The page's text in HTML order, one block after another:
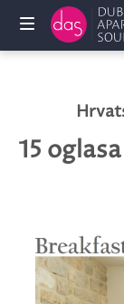
smještaj
postavljena
pitanja
15 oglasa